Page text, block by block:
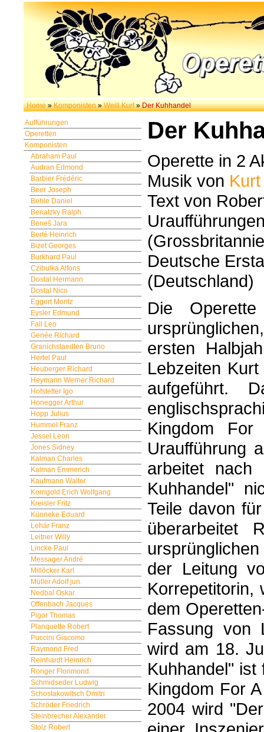
Home »Komponisten »Weill Kurt »Der Kuhhandel
Aufführungen
Operetten
Komponisten
Abraham Paul
Audran Edmond
Barbier Frédéric
Beer Joseph
Behle Daniel
Benatzky Ralph
Beneš Jara
Berté Heinrich
Bizet Georges
Burkhard Paul
Czibulka Alfons
Dostal Hermann
Dostal Nico
Eggert Moritz
Eysler Edmund
Fall Leo
Genée Richard
Granichstaedten Bruno
Hertel Paul
Heuberger Richard
Heymann Werner Richard
Hofstetter Igo
Honegger Arthur
Hopp Julius
Hummel Franz
Jessel Leon
Jones Sidney
Kalman Charles
Kalman Emmerich
Kaufmann Walter
Korngold Erich Wolfgang
Kreisler Fritz
Künneke Eduard
Lehár Franz
Leitner Willy
Lincke Paul
Messager André
Millöcker Karl
Müller Adolf jun.
Nedbal Oskar
Offenbach Jacques
Pigor Thomas
Planquette Robert
Puccini Giacomo
Raymond Fred
Reinhardt Heinrich
Ronger Florimond
Schmidseder Ludwig
Schostakowitsch Dmitri
Schröder Friedrich
Steinbrecher Alexander
Stolz Robert
Der
Operette in 2
Musik von
Text von
Deutsche
(Deutschland)
Die
ersten
Lebzeiten
aufgeführt.
Kingdom
Uraufführung
arbeitet
Kuhhandel"
Teile davon
überarbeitet
der Leitung
Korrepetitorin,
dem
Fassung von
wird am 18.
Kuhhandel"
Kingdom For
2004 wird